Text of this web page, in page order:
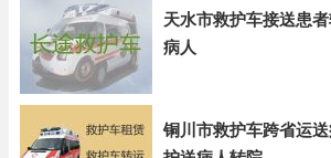
天水市救护车接送患
病人
铜川市救护车跨省运